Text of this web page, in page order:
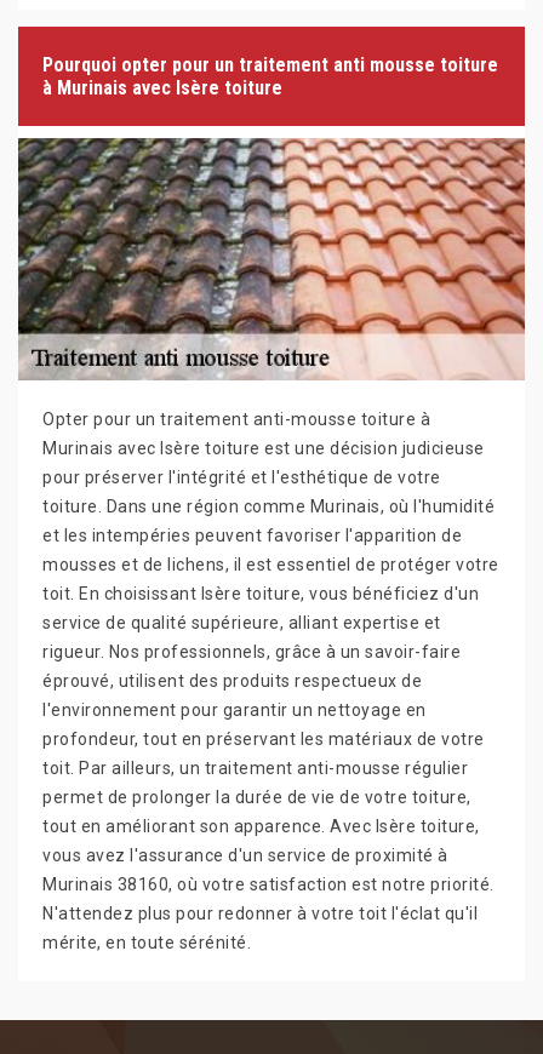
Pourquoi opter pour un traitement anti mousse toiture
à Murinais avec Isère toiture
Opter pour un traitement anti-mousse toiture à
Murinais avec Isère toiture est une décision judicieuse
pour préserver l'intégrité et l'esthétique de votre
toiture. Dans une région comme Murinais, où l'humidité
et les intempéries peuvent favoriser l'apparition de
mousses et de lichens, il est essentiel de protéger votre
toit. En choisissant Isère toiture, vous bénéficiez d'un
service de qualité supérieure, alliant expertise et
rigueur. Nos professionnels, grâce à un savoir-faire
éprouvé, utilisent des produits respectueux de
l'environnement pour garantir un nettoyage en
profondeur, tout en préservant les matériaux de votre
toit. Par ailleurs, un traitement anti-mousse régulier
permet de prolonger la durée de vie de votre toiture,
tout en améliorant son apparence. Avec Isère toiture,
vous avez l'assurance d'un service de proximité à
Murinais 38160, où votre satisfaction est notre priorité.
N'attendez plus pour redonner à votre toit l'éclat qu'il
mérite, en toute sérénité.